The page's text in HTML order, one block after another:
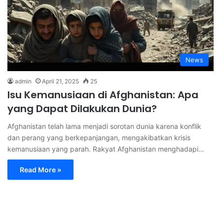
News
admin April 21, 2025 25
Isu Kemanusiaan di Afghanistan: Apa
yang Dapat Dilakukan Dunia?
Afghanistan telah lama menjadi sorotan dunia karena konflik
dan perang yang berkepanjangan, mengakibatkan krisis
kemanusiaan yang parah. Rakyat Afghanistan menghadapi…
Read More »